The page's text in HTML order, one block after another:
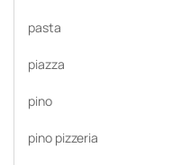
pasta
piazza
pino
pino pizzeria